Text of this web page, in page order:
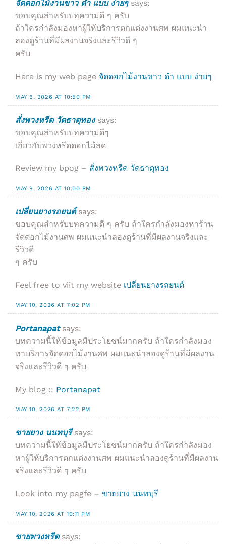
จัดดอกไม้งานขาว ดํา แบบ ง่ายๆ says:
ขอบคุณสำหรับบทความดี ๆ ครับ
ถ้าใครกำลังมองหาผู้ให้บริการตกแต่งงานศพ ผมแนะนำ
ลองดูร้านที่มีผลงานจริงและรีวิวดี ๆ
ครับ
Here is my web page จัดดอกไม้งานขาว ดํา แบบ ง่ายๆ
MAY 6, 2026 AT 10:50 PM
สั่งพวงหรีด วัดธาตุทอง says:
ขอบคุณสำหรับบทความดีๆ
เกี่ยวกับพวงหรีดดอกไม้สด
Review my bpog – สั่งพวงหรีด วัดธาตุทอง
MAY 9, 2026 AT 10:00 PM
เปลี่ยนยางรถยนต์ says:
ขอบคุณสำหรับบทความดี ๆ ครับ ถ้าใครกำลังมองหาร้าน
จัดดอกไม้งานศพ ผมแนะนำลองดูร้านที่มีผลงานจริงและ
รีวิวดี
ๆ ครับ
Feel free to viit my website เปลี่ยนยางรถยนต์
MAY 10, 2026 AT 7:02 PM
Portanapat says:
บทความนี้ให้ข้อมูลมีประโยชน์มากครับ ถ้าใครกำลังมอง
หาบริการจัดดอกไม้งานศพ ผมแนะนำลองดูร้านที่มีผลงาน
จริงและรีวิวดี ๆ ครับ
My blog :: Portanapat
MAY 10, 2026 AT 7:22 PM
ขายยาง นนทบุรี says:
บทความนี้ให้ข้อมูลมีประโยชน์มากครับ ถ้าใครกำลังมอง
หาผู้ให้บริการตกแต่งงานศพ ผมแนะนำลองดูร้านที่มีผลงาน
จริงและรีวิวดี ๆ ครับ
Look into my pagfe – ขายยาง นนทบุรี
MAY 10, 2026 AT 10:11 PM
ขายพวงหรีด says: